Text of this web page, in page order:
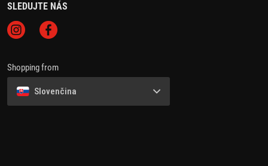
SLEDUJTE NÁS
Shopping from
Slovenčina